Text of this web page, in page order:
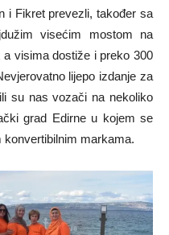
i Fikret prevezli, također sa
visećim mostom na
visima dostiže i preko 300
lijepo izdanje za
su nas vozači na nekoliko
grad Edirne u kojem se
konvertibilnim markama.